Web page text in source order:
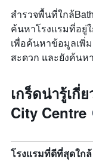
สำรวจพื้นที่ใกล้
ค้นหาโรงแรมที่อยู่
เพื่อค้นหาข้อมูลเพิ่
สะดวก และยังค้นห
เกร็ดน่ารู้เกี่
City Centre
โรงแรมที่ดีที่สุดใก